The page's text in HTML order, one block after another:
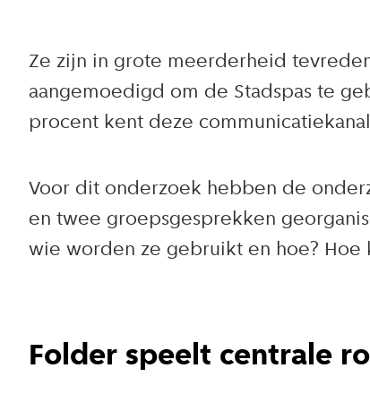
Ze zijn in grote meerderheid
aangemoedigd om de Stadspas te
procent kent deze
Voor dit onderzoek hebben de
en twee groepsgesprekken
wie worden ze gebruikt en hoe? Hoe
Folder speelt centrale